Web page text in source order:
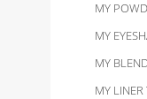
MY
MY
MY
MY